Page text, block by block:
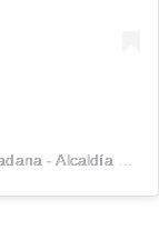
Una publicación compartida de Cultura Ciudadana - Alcaldía de Medellín (@cultura.med)